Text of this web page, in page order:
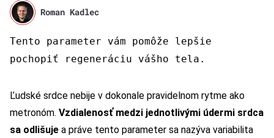
Roman Kadlec
Tento parameter vám pomôže lepšie
pochopiť regeneráciu vášho tela.
Ľudské srdce nebije v dokonale pravidelnom rytme ako
metronóm. Vzdialenosť medzi jednotlivými údermi srdca
sa odlišuje a práve tento parameter sa nazýva variabilita